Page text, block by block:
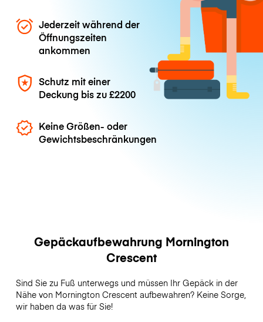
Jederzeit während der
Öffnungszeiten
ankommen
Schutz mit einer
Deckung bis zu£2200
Keine Größen- oder
Gewichtsbeschränkungen
Gepäckaufbewahrung Mornington
Crescent
Sind Sie zu Fuß unterwegs und müssen Ihr Gepäck in der
Nähe von Mornington Crescent aufbewahren? Keine Sorge,
wir haben da was für Sie!